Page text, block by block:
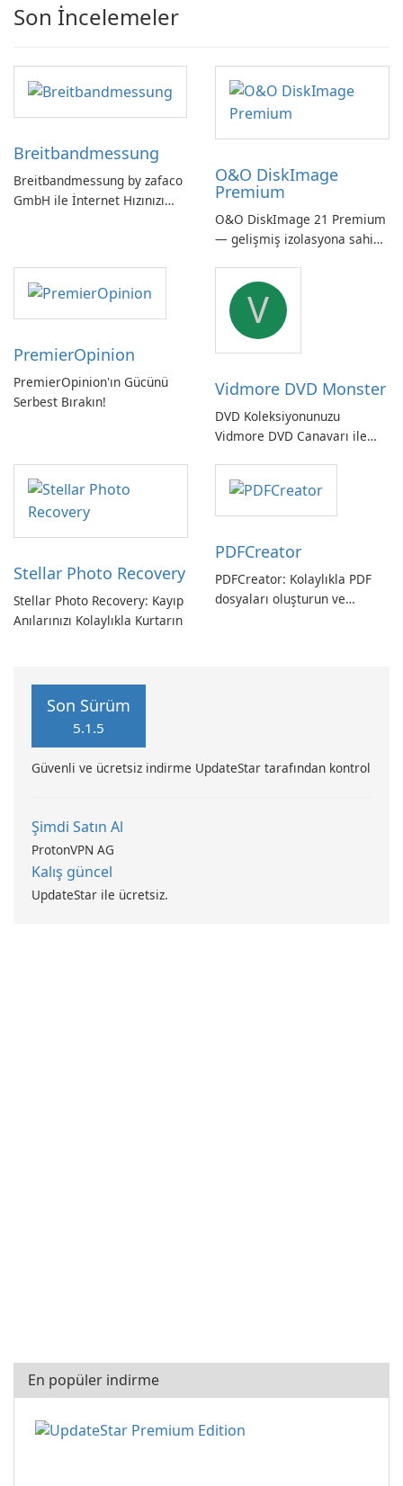
Son İncelemeler
Breitbandmessung
Breitbandmessung by zafaco
GmbH ile İnternet Hızınızı
O&O DiskImage
Premium
O&O DiskImage 21 Premium
— gelişmiş izolasyona sahip
sistem yedekleme
PremierOpinion
PremierOpinion'ın Gücünü
Serbest Bırakın!
V
Vidmore DVD Monster
DVD Koleksiyonunuzu
Vidmore DVD Canavarı ile
Stellar Photo Recovery
Stellar Photo Recovery: Kayıp
Anılarınızı Kolaylıkla Kurtarın
PDFCreator
PDFCreator: Kolaylıkla PDF
dosyaları oluşturun ve
Son Sürüm
5.1.5
Güvenli ve ücretsiz indirme UpdateStar tarafından kontrol
Şimdi Satın Al
ProtonVPN AG
Kalış güncel
UpdateStar ile ücretsiz.
En popüler indirme